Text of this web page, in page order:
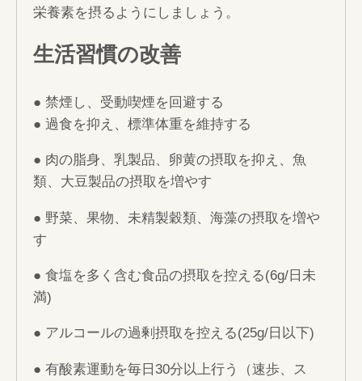
栄養素を摂るようにしましょう。
生活習慣の改善
● 禁煙し、受動喫煙を回避する
● 過食を抑え、標準体重を維持する
● 肉の脂身、乳製品、卵黄の摂取を抑え、魚
類、大豆製品の摂取を増やす
● 野菜、果物、未精製穀類、海藻の摂取を増や
す
● 食塩を多く含む食品の摂取を控える(6g/日未
満)
● アルコールの過剰摂取を控える(25g/日以下)
● 有酸素運動を毎日30分以上行う（速歩、ス